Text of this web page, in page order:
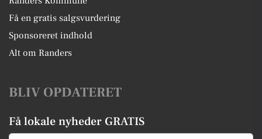
Få en gratis salgsvurdering
Sponsoreret indhold
Alt om Randers
BLIV OPDATERET
Få lokale nyheder GRATIS